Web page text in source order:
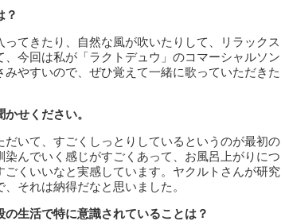
？
てきたり、自然な風が吹いたりして、リラックス
今回は私が「ラクトデュウ」のコマーシャルソン
やすいので、ぜひ覚えて一緒に歌っていただきた
せください。
いて、すごくしっとりしているというのが最初の
んでいく感じがすごくあって、お風呂上がりにつ
くいいなと実感しています。ヤクルトさんが研究
それは納得だなと思いました。
生活で特に意識されていることは？